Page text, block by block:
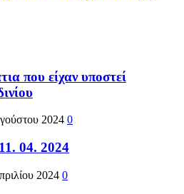
που είχαν υποστεί
2024 0
04. 2024
2024 0